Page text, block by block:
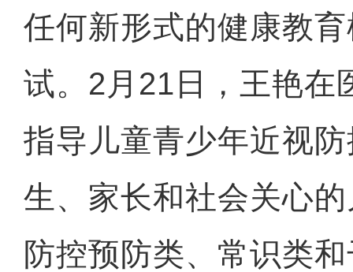
任何新形式的健康教
试。2月21日，王艳在
指导儿童青少年近视
生、家长和社会关心
防控预防类、常识类